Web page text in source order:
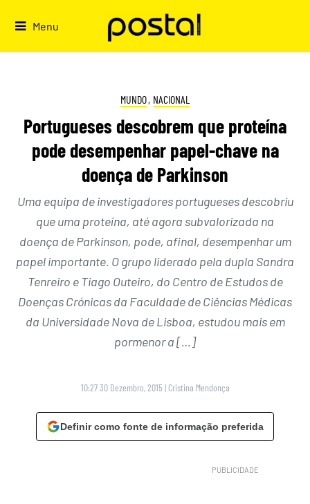
Menu
MUNDO, NACIONAL
Portugueses descobrem que proteína
pode desempenhar papel-chave na
doença de Parkinson
Uma equipa de investigadores portugueses descobriu
que uma proteína, até agora subvalorizada na
doença de Parkinson, pode, afinal, desempenhar um
papel importante. O grupo liderado pela dupla Sandra
Tenreiro e Tiago Outeiro, do Centro de Estudos de
Doenças Crónicas da Faculdade de Ciências Médicas
da Universidade Nova de Lisboa, estudou mais em
pormenor a […]
10:27 30 Dezembro, 2015 | Cristina Mendonça
Definir como fonte de informação preferida